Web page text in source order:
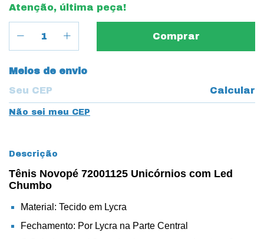
Atenção, última peça!
Entregas para o CEP:
Meios de envio
Calcular
Não sei meu CEP
Descrição
Tênis Novopé 72001125 Unicórnios com Led
Chumbo
Material: Tecido em Lycra
Fechamento: Por Lycra na Parte Central